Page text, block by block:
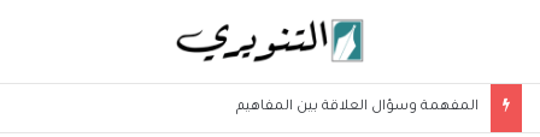
في مواجهة ديكتاتورية النص